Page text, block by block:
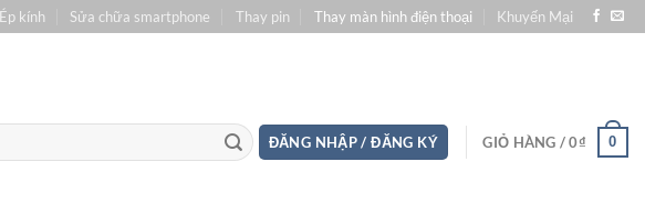
Ép kính Sửa chữa smartphone Thay pin Thay màn hình điện thoại Khuyến Mại
ĐĂNG NHẬP / ĐĂNG KÝ GIỎ HÀNG /0₫ 0